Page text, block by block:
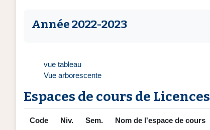
Année 2022-2023
vue tableau
Vue arborescente
Espaces de cours de Licences
Code Niv. Sem. Nom de l'espace de cours